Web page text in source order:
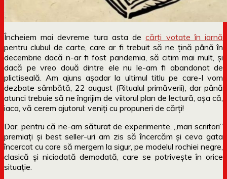
Încheiem mai devreme tura asta decărți votate în iarnă
pentru clubul de carte, care ar fi trebuit să ne țină până în
decembrie dacă n-ar fi fost pandemia, să citim mai mult, și
dacă pe vreo două dintre ele nu le-am fi abandonat de
plictiseală. Am ajuns așadar la ultimul titlu pe care-l vom
dezbate sâmbătă, 22 august (Ritualul primăverii), dar până
atunci trebuie să ne îngrijim de viitorul plan de lectură, așa că,
iaca, vă cerem ajutorul: veniți cu propuneri de cărți!
Dar, pentru că ne-am săturat de experimente, „mari scriitori”
premiați și best seller-uri am zis să încercăm și ceva gata
încercat cu care să mergem la sigur, pe modelul rochiei negre,
clasică și niciodată demodată, care se potrivește în orice
situație.